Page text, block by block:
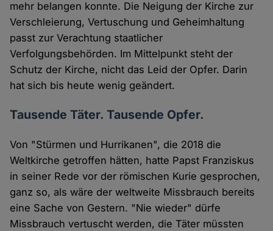
mehr belangen konnte. Die Neigung der Kirche zur
Verschleierung, Vertuschung und Geheimhaltung
passt zur Verachtung staatlicher
Verfolgungsbehörden. Im Mittelpunkt steht der
Schutz der Kirche, nicht das Leid der Opfer. Darin
hat sich bis heute wenig geändert.
Tausende Täter. Tausende Opfer.
Von "Stürmen und Hurrikanen", die 2018 die
Weltkirche getroffen hätten, hatte Papst Franziskus
in seiner Rede vor der römischen Kurie gesprochen,
ganz so, als wäre der weltweite Missbrauch bereits
eine Sache von Gestern. "Nie wieder" dürfe
Missbrauch vertuscht werden, die Täter müssten